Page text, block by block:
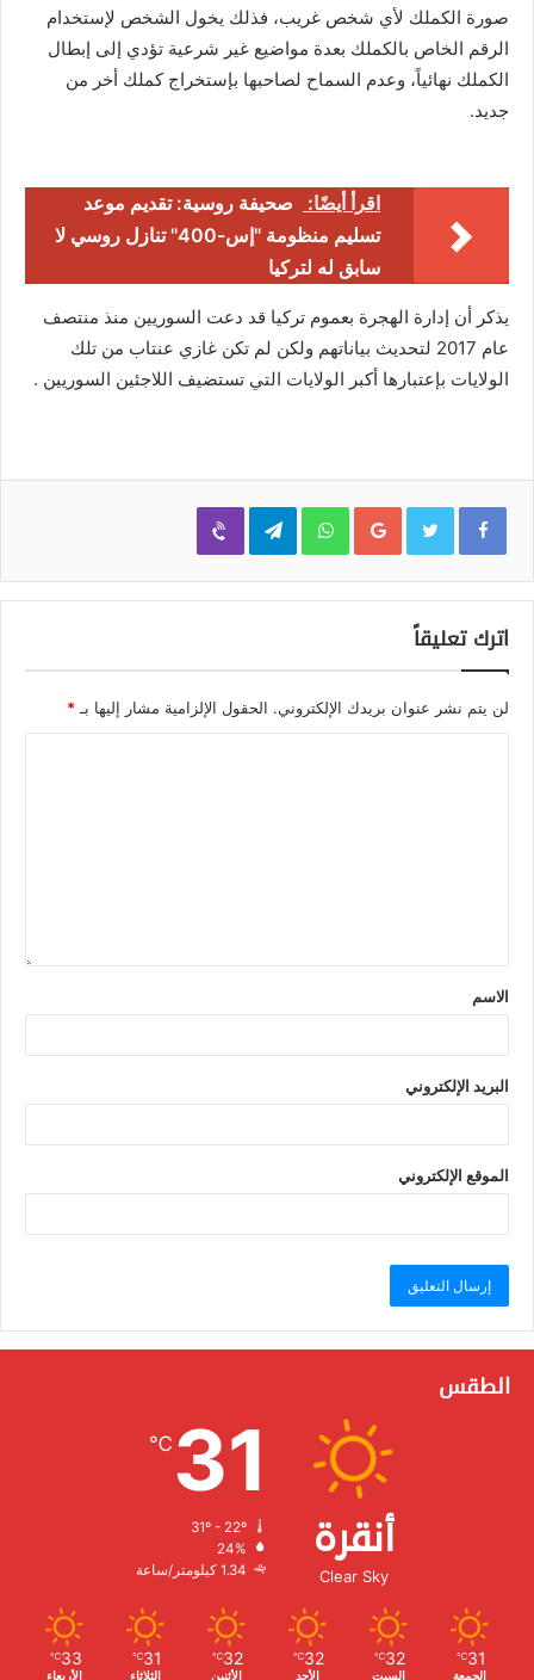
صورة الكملك لأي شخص غريب، فذلك يخول الشخص لإستخدام
الرقم الخاص بالكملك بعدة مواضيع غير شرعية تؤدي إلى إبطال
الكملك نهائياً، وعدم السماح لصاحبها بإستخراج كملك أخر من
جديد.
اقرأ أيضًا:
صحيفة روسية: تقديم موعد
تسليم منظومة "إس-400" تنازل روسي لا
سابق له لتركيا
يذكر أن إدارة الهجرة بعموم تركيا قد دعت السوريين منذ منتصف
عام 2017 لتحديث بياناتهم ولكن لم تكن غازي عنتاب من تلك
الولايات بإعتبارها أكبر الولايات التي تستضيف اللاجئين السوريين .
Google+
WhatsApp
Telegram
Viber
اترك تعليقاً
لن يتم نشر عنوان بريدك الإلكتروني. الحقول الإلزامية مشار إليها بـ *
الاسم
البريد الإلكتروني
الموقع الإلكتروني
الطقس
أنقرة
Clear Sky
31
℃
الرطوبة:
الرياح:
31
℃
الجمعة
32
℃
السبت
32
℃
الأحد
32
℃
الأثنين
31
℃
الثلاثاء
33
℃
الأربعاء